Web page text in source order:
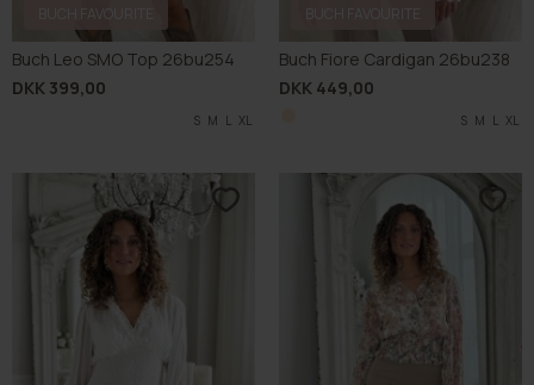
BUCH FAVOURITE
Buch Leo SMO Top 26bu254
DKK 399,00
S M L XL
Buch Fiore Cardigan 26bu238
DKK 449,00
S M L XL